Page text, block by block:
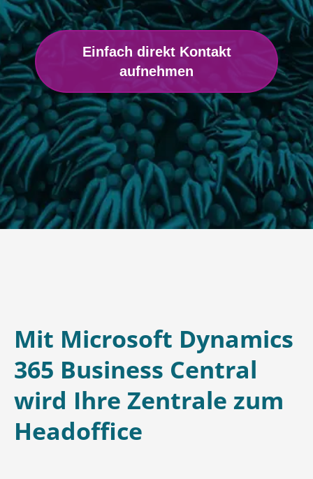
Einfach direkt Kontakt
aufnehmen
Mit Microsoft Dynamics
365 Business Central
wird Ihre Zentrale zum
Headoffice